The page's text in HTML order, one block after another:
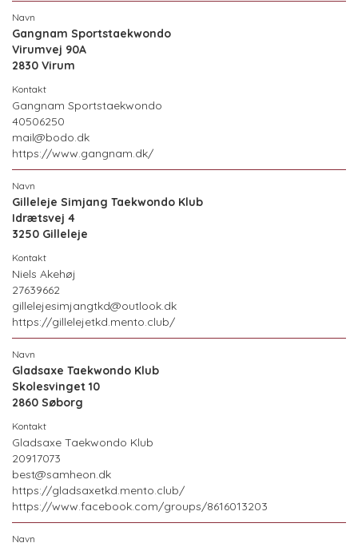
Gangnam Sportstaekwondo
Virumvej 90A
2830 Virum
Gangnam Sportstaekwondo
40506250
mail@bodo.dk
https://www.gangnam.dk/
Gilleleje Simjang Taekwondo Klub
Idrætsvej 4
3250 Gilleleje
Niels Akehøj
27639662
gillelejesimjangtkd@outlook.dk
https://gillelejetkd.mento.club/
Gladsaxe Taekwondo Klub
Skolesvinget 10
2860 Søborg
Gladsaxe Taekwondo Klub
20917073
best@samheon.dk
https://gladsaxetkd.mento.club/
https://www.facebook.com/groups/8616013203